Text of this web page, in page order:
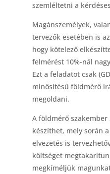
szemléltetni a
Magánszemélyek,
tervezők esetében is
hogy kötelező
felmérést 10%-nál
Ezt a feladatot csak
minősítésű földmérő
megoldani.
A földmérő
készíthet, mely során
elvezetés is
költséget
megkíméljük